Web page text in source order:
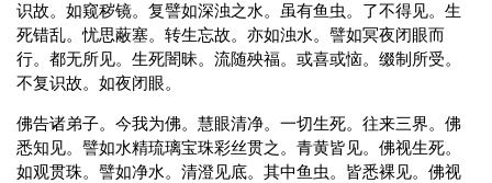
识故。如窥秽镜。复譬如深浊之水。虽有鱼虫。了不得见。生
死错乱。忧思蔽塞。转生忘故。亦如浊水。譬如冥夜闭眼而
行。都无所见。生死闇昧。流随殃福。或喜或恼。缀制所受。
不复识故。如夜闭眼。
佛告诸弟子。今我为佛。慧眼清净。一切生死。往来三界。佛
悉知见。譬如水精琉璃宝珠彩丝贯之。青黄皆见。佛视生死。
如观贯珠。譬如净水。清澄见底。其中鱼虫。皆悉裸见。佛视